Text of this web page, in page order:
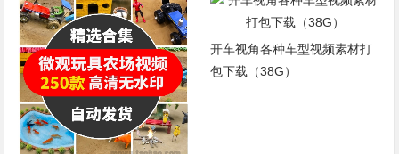
开车视角各种车型视频素材打
包下载（38G）